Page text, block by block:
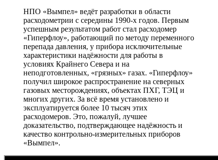
НПО «Вымпел» ведёт разработки в области
расходометрии с середины 1990-х годов. Первым
успешным результатом работ стал расходомер
«Гиперфлоу», работающий по методу переменного
перепада давления, у прибора исключительные
характеристики надёжности для работы в
условиях Крайнего Севера и на
неподготовленных, «грязных» газах. «Гиперфлоу»
получил широкое распространение на северных
газовых месторождениях, объектах ПХГ, ТЭЦ и
многих других. За всё время установлено и
эксплуатируется более 10 тысяч этих
расходомеров. Это, пожалуй, лучшее
доказательство, подтверждающее надёжность и
качество контрольно-измерительных приборов
«Вымпел».